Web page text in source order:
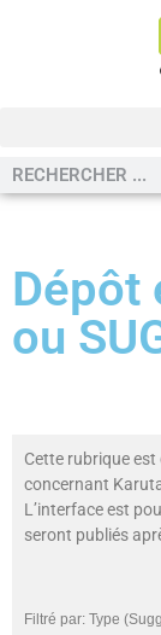
Dépôt
ou
Cette rubrique
concernant
L’interface est
seront publiés
Filtré par: Type